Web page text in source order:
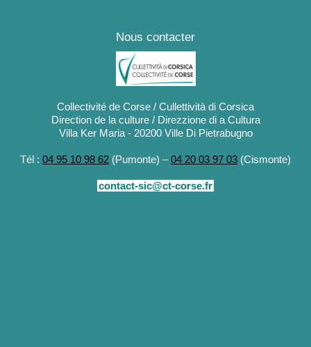
Nous contacter
Collectivité de Corse / Cullettività di Corsica
Direction de la culture / Direzzione di a Cultura
Villa Ker Maria - 20200 Ville Di Pietrabugno
Tél : 04 95 10 98 62 (Pumonte) –04 20 03 97 03 (Cismonte)
contact-sic@ct-corse.fr